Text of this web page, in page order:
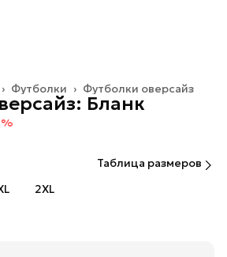
Футболки оверсайз
Футболки ›
›
Бланк
%
Таблица размеров
2XL